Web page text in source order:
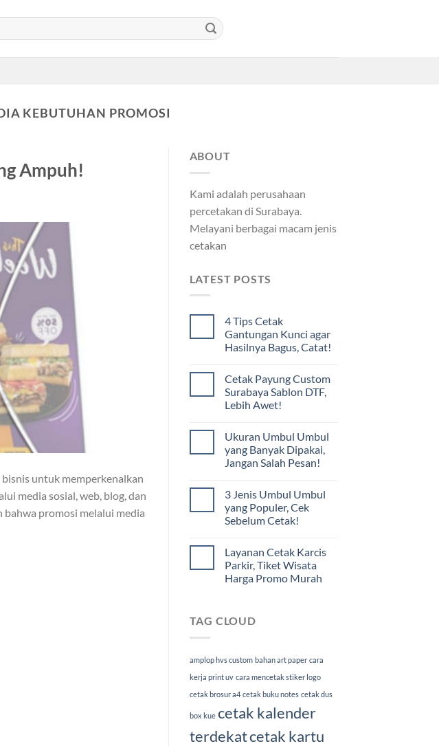
KEBUTUHAN PROMOSI
Ampuh!
untuk memperkenalkan
media sosial, web, blog, dan
bahwa promosi melalui media
ABOUT
Kami adalah perusahaan
percetakan di Surabaya.
Melayani berbagai macam jenis
cetakan
LATEST POSTS
4 Tips Cetak
Gantungan Kunci agar
Hasilnya Bagus, Catat!
Cetak Payung Custom
Surabaya Sablon DTF,
Lebih Awet!
Ukuran Umbul Umbul
yang Banyak Dipakai,
Jangan Salah Pesan!
3 Jenis Umbul Umbul
yang Populer, Cek
Sebelum Cetak!
Layanan Cetak Karcis
Parkir, Tiket Wisata
Harga Promo Murah
TAG CLOUD
amplop hvs custom bahan art paper cara
kerja print uv cara mencetak stiker logo
cetak brosur a4 cetak buku notes cetak dus
box kue cetak kalender
terdekatcetak kartu